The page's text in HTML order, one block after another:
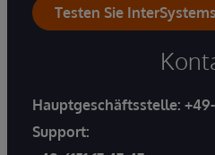
Testen Sie
Hauptgeschäftsstelle: +49-
Support: